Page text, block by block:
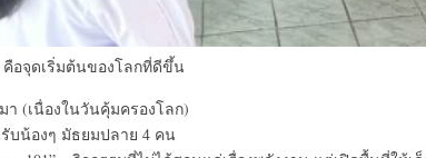
คือจุดเริ่มต้นของโลกที่ดีขึ้น
า (เนื่องในวันคุ้มครองโลก)
บน้องๆ มัธยมปลาย 4 คน